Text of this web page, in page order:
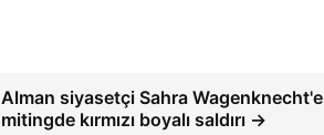
Alman siyasetçi Sahra Wagenknecht'e
mitingde kırmızı boyalı saldırı →